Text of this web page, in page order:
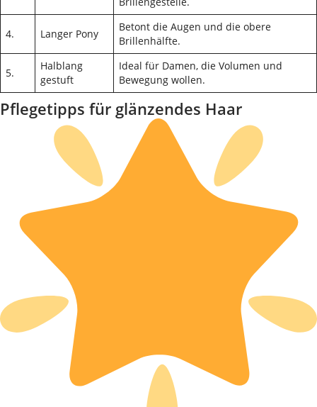
4. Langer Pony
Betont die Augen und die obere
Brillenhälfte.
5.
Halblang
gestuft
Ideal für Damen, die Volumen und
Bewegung wollen.
Pflegetipps für glänzendes Haar